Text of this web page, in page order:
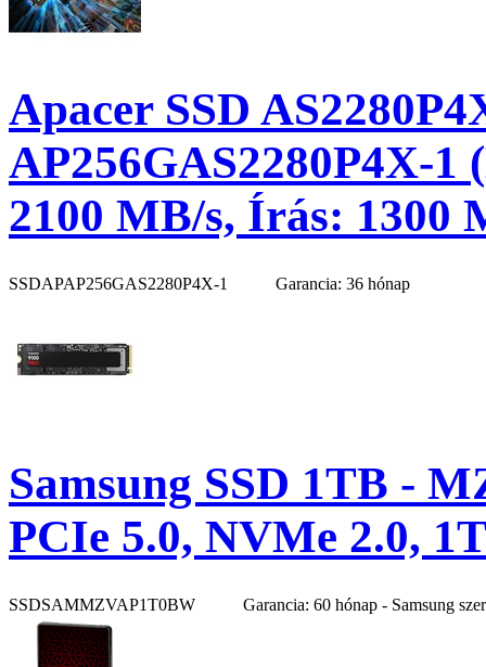
Apacer SSD
AP256GAS2280P4X-1
2100 MB/s, Írás: 1300
SSDAPAP256GAS2280P4X-1 Garancia: 36 hónap
Samsung SSD 1TB -
PCIe 5.0, NVMe 2.0,
SSDSAMMZVAP1T0BW Garancia: 60 hónap - Samsung